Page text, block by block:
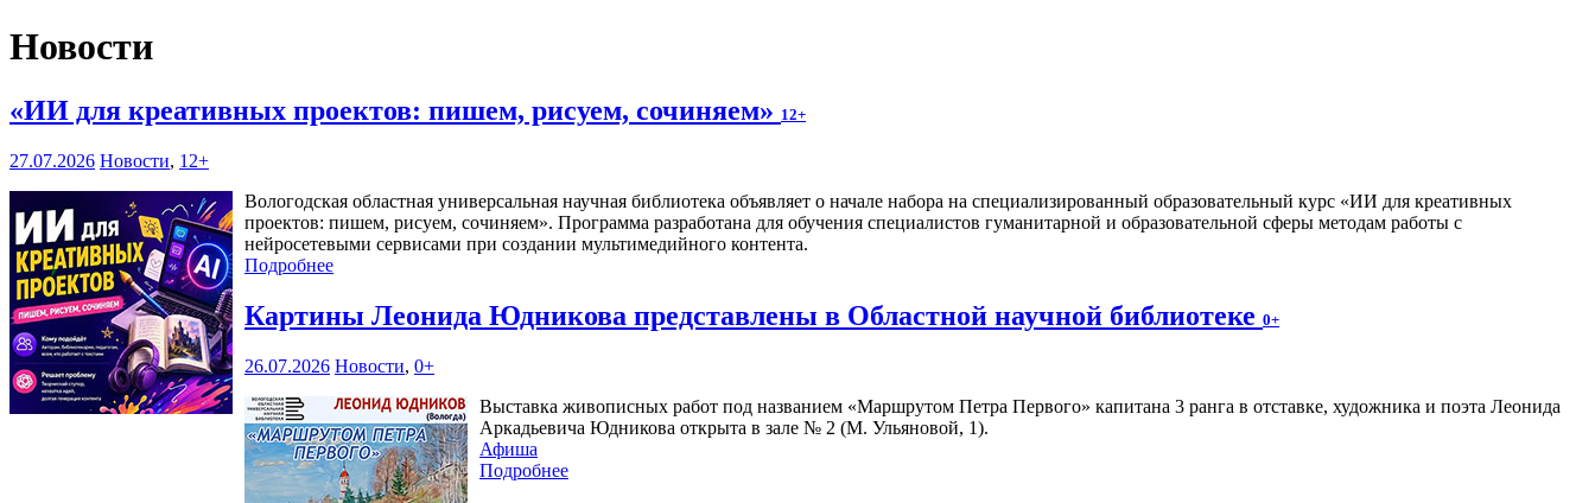
Новости
«ИИ для креативных проектов: пишем, рисуем, сочиняем» 12+
27.07.2026 Новости, 12+
Вологодская областная универсальная научная библиотека объявляет о начале набора на специализированный образовательный курс «ИИ для креативных
проектов: пишем, рисуем, сочиняем». Программа разработана для обучения специалистов гуманитарной и образовательной сферы методам работы с
нейросетевыми сервисами при создании мультимедийного контента.
Подробнее
Картины Леонида Юдникова представлены в Областной научной библиотеке 0+
26.07.2026 Новости, 0+
Выставка живописных работ под названием «Маршрутом Петра Первого» капитана 3 ранга в отставке, художника и поэта Леонида
Аркадьевича Юдникова открыта в зале № 2 (М. Ульяновой, 1).
Афиша
Подробнее